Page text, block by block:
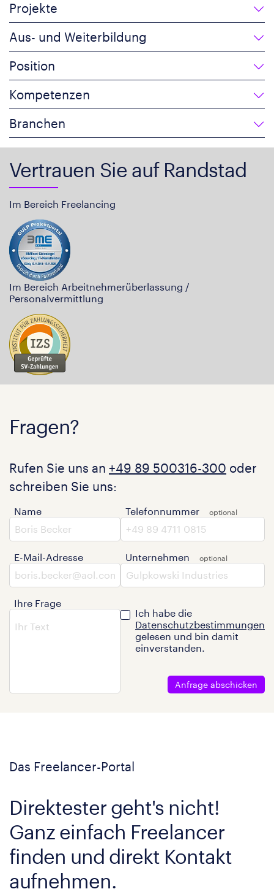
Projekte
Aus- und Weiterbildung
Position
Kompetenzen
Branchen
Vertrauen Sie auf Randstad
Im Bereich Freelancing
Im Bereich Arbeitnehmerüberlassung /
Personalvermittlung
Fragen?
Rufen Sie uns an +49 89 500316-300 oder
schreiben Sie uns:
Name
E-Mail-Adresse
Ihre Frage
Telefonnummer
Unternehmen
Ich habe die
Datenschutzbestimmungen
gelesen und bin damit
einverstanden.
Anfrage abschicken
Das Freelancer-Portal
Direktester geht's nicht!
Ganz einfach Freelancer
finden und direkt Kontakt
aufnehmen.